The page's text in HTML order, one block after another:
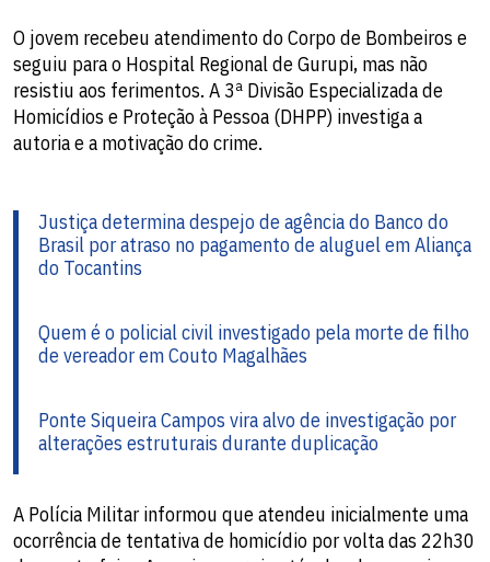
O jovem recebeu atendimento do Corpo de Bombeiros e
seguiu para o Hospital Regional de Gurupi, mas não
resistiu aos ferimentos. A 3ª Divisão Especializada de
Homicídios e Proteção à Pessoa (DHPP) investiga a
autoria e a motivação do crime.
Justiça determina despejo de agência do Banco do
Brasil por atraso no pagamento de aluguel em Aliança
do Tocantins
Quem é o policial civil investigado pela morte de filho
de vereador em Couto Magalhães
Ponte Siqueira Campos vira alvo de investigação por
alterações estruturais durante duplicação
A Polícia Militar informou que atendeu inicialmente uma
ocorrência de tentativa de homicídio por volta das 22h30